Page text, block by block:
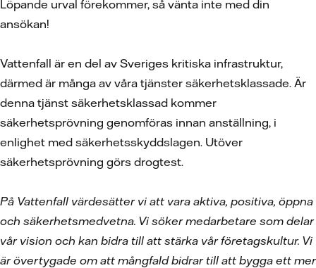
Löpande urval förekommer, så vänta inte med din
ansökan!
Vattenfall är en del av Sveriges kritiska infrastruktur,
därmed är många av våra tjänster säkerhetsklassade. Är
denna tjänst säkerhetsklassad kommer
säkerhetsprövning genomföras innan anställning, i
enlighet med säkerhetsskyddslagen. Utöver
säkerhetsprövning görs drogtest.
På Vattenfall värdesätter vi att vara aktiva, positiva, öppna
och säkerhetsmedvetna. Vi söker medarbetare som delar
vår vision och kan bidra till att stärka vår företagskultur. Vi
är övertygade om att mångfald bidrar till att bygga ett mer